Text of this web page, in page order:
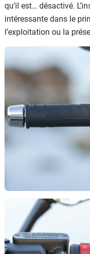
qu’il est… désactivé.
intéressante dans le
l’exploitation ou la